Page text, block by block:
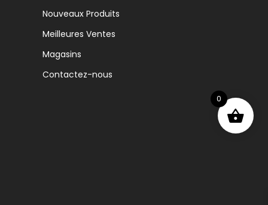
Nouveaux Produits
Meilleures Ventes
Magasins
Contactez-nous
0